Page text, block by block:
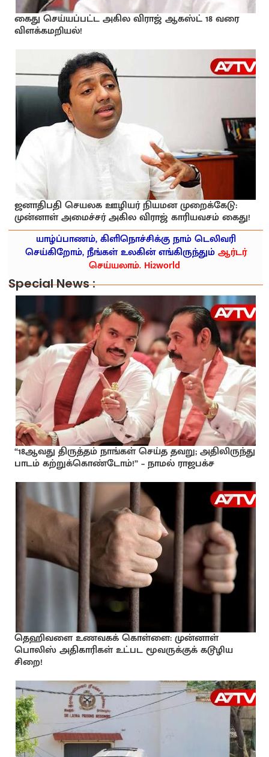
கைது செய்யப்பட்ட அகில விராஜ் ஆகஸ்ட் 18 வரை
விளக்கமறியல்!
ஜனாதிபதி செயலக ஊழியர் நியமன முறைக்கேடு:
முன்னாள் அமைச்சர் அகில விராஜ் காரியவசம் கைது!
யாழ்ப்பாணம், கிளிநொச்சிக்கு நாம் டெலிவரி
செய்கிறோம், நீங்கள் உலகின் எங்கிருந்தும்ஆர்டர்
செய்யலாம். Hi2world
Special News :
“18ஆவது திருத்தம் நாங்கள் செய்த தவறு; அதிலிருந்து
பாடம் கற்றுக்கொண்டோம்!” – நாமல் ராஜபக்ச
தெஹிவளை உணவகக் கொள்ளை: முன்னாள்
பொலிஸ் அதிகாரிகள் உட்பட மூவருக்குக் கடூழிய
சிறை!